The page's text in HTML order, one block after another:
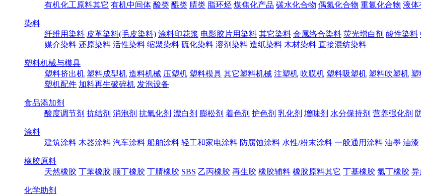
有机化工原料其它 有机中间体 酸类 醌类 腈类 脂环烃 煤焦化产品 碳水化合物 偶氮化合物 重氮化合物 液体
染料
纤维用染料 皮革染料(毛皮染料) 涂料印花浆 电影胶片用染料 其它染料 金属络合染料 荧光增白剂 酸性染料
媒介染料 还原染料 活性染料 缩聚染料 硫化染料 溶剂染料 造纸染料 木材染料 直接混纺染料
塑料机械与模具
塑料挤出机 塑料成型机 造料机械 压塑机 塑料模具 其它塑料机械 注塑机 吹膜机 塑料吸塑机 塑料吹塑机 塑
塑机配件 加料再生破碎机 发泡设备
食品添加剂
酸度调节剂 抗结剂 消泡剂 抗氧化剂 漂白剂 膨松剂 着色剂 护色剂 乳化剂 增味剂 水分保持剂 营养强化剂
涂料
建筑涂料 木器涂料 汽车涂料 船舶涂料 轻工和家电涂料 防腐蚀涂料 水性/粉末涂料 一般通用涂料 油墨 油漆
橡胶原料
天然橡胶 丁苯橡胶 顺丁橡胶 丁腈橡胶 SBS 乙丙橡胶 再生胶 橡胶辅料 橡胶原料其它 丁基橡胶 氯丁橡胶 异
化学助剂